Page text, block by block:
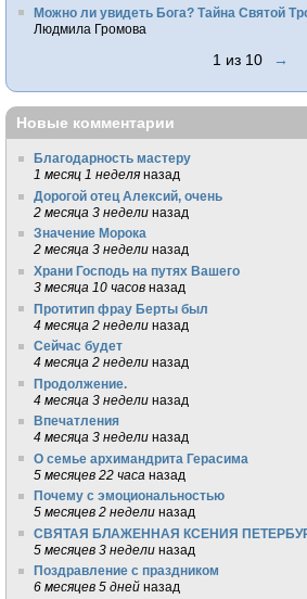
Можно ли увидеть Бога? Тайна Святой
Людмила Громова
1 из 10 →
Новые комментарии
Благодарность мастеру
1 месяц 1 неделя назад
Дорогой отец Алексий, очень
2 месяца 3 недели назад
Значение Морока
2 месяца 3 недели назад
Храни Господь на путях Вашего
3 месяца 10 часов назад
Протитип фрау Берты был
4 месяца 2 недели назад
Сейчас будет
4 месяца 2 недели назад
Продолжение.
4 месяца 3 недели назад
Впечатления
4 месяца 3 недели назад
О семье архимандрита Герасима
5 месяцев 22 часа назад
Почему с эмоциональностью
5 месяцев 2 недели назад
СВЯТАЯ БЛАЖЕННАЯ КСЕНИЯ
5 месяцев 3 недели назад
Поздравление с праздником
6 месяцев 5 дней назад